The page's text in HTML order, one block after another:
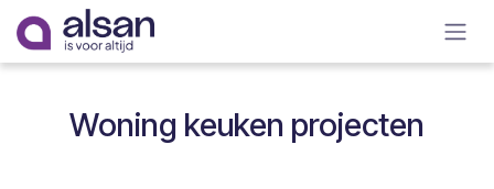
Overslaan naar inhoud
Woning keuken projecten